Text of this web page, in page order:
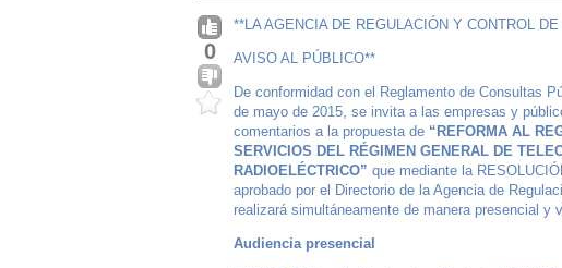
0
**LA AGENCIA DE REGULACIÓN Y CONTROL
AVISO AL PÚBLICO**
De conformidad con el Reglamento de Consultas
de mayo de 2015, se invita a las empresas y
comentarios a la propuesta de “REFORMA AL
SERVICIOS DEL RÉGIMEN GENERAL DE
RADIOELÉCTRICO” que mediante la
aprobado por el Directorio de la Agencia de
realizará simultáneamente de manera presencial y
Audiencia presencial